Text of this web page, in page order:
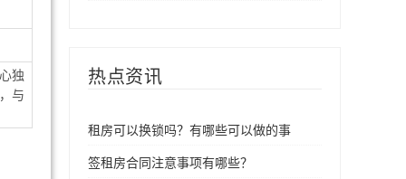
独
与
热点资讯
租房可以换锁吗？有哪些可以做的事
签租房合同注意事项有哪些？